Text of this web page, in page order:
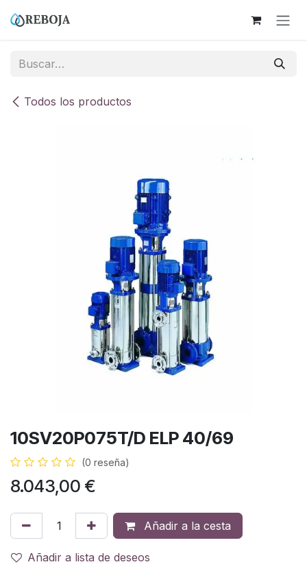
Todos los productos
10SV20P075T/D ELP 40/69
(0 reseña)
8.043,00 €
Añadir a la cesta
Añadir a lista de deseos